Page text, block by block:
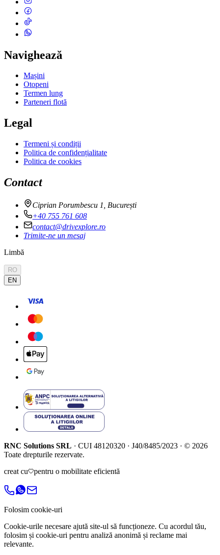
Navighează
Mașini
Otopeni
Termen lung
Parteneri flotă
Legal
Termeni și condiții
Politica de confidențialitate
Politica de cookies
Contact
Ciprian Porumbescu 1, București
+40 755 761 608
contact@drivexplore.ro
Trimite-ne un mesaj
Limbă
RO
EN
RNC Solutions SRL · CUI 48120320 · J40/8485/2023 · © 2026
Toate drepturile rezervate.
creat cu
pentru o mobilitate eficientă
Folosim cookie-uri
Cookie-urile necesare ajută site-ul să funcționeze. Cu acordul tău,
folosim și cookie-uri pentru analiză anonimă și reclame mai
relevante.